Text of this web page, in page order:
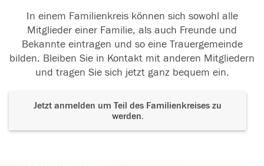
In einem Familienkreis können sich sowohl alle
Mitglieder einer Familie, als auch Freunde und
Bekannte eintragen und so eine Trauergemeinde
bilden. Bleiben Sie in Kontakt mit anderen Mitgliedern
und tragen Sie sich jetzt ganz bequem ein.
Jetzt anmelden um Teil des Familienkreises zu
werden.